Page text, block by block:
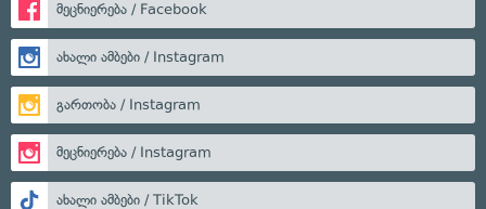
მეცნიერება / Facebook
ახალი ამბები / Instagram
გართობა / Instagram
მეცნიერება / Instagram
ახალი ამბები / TikTok